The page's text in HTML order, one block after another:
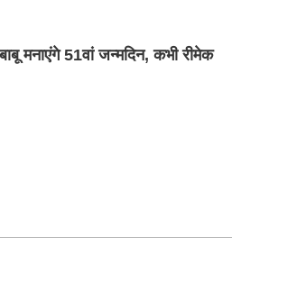
मनाएंगे 51वां जन्मदिन, कभी रीमेक